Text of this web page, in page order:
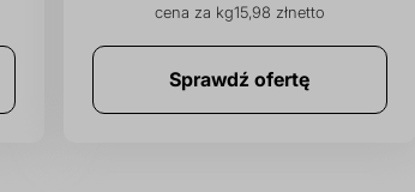
cena za kg15,98 zł
Sprawdź ofertę